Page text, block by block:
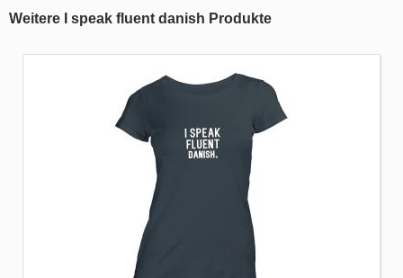
Weitere I speak fluent danish Produkte